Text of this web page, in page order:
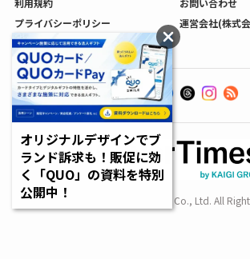
利用規約
お問い合わせ
プライバシーポリシー
運営会社(株式
利用者情報の外部送信について
Copyright SENDENKAIGI Co., Ltd. All
オリジナルデザインでブ
ランド訴求も！販促に効
く「QUO」の資料を特別
公開中！